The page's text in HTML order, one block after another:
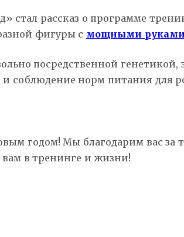
стал рассказ о программе
фигуры с мощными
посредственной
и соблюдение норм питания для
годом! Мы благодарим вас
вам в тренинге и жизни!